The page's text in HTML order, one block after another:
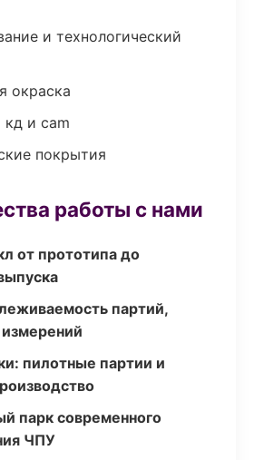
и технологический
окраска
кд и cam
покрытия
работы с нами
от прототипа до
партий,
пилотные партии и
парк современного
ЧПУ